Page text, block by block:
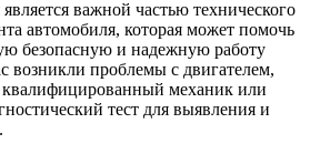
важной частью технического
автомобиля, которая может помочь
безопасную и надежную работу
возникли проблемы с двигателем,
квалифицированный механик или
тест для выявления и